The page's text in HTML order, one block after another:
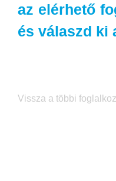
az elérhető
és válaszd ki
Vissza a többi